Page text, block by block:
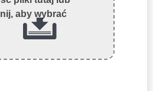
aby wybrać